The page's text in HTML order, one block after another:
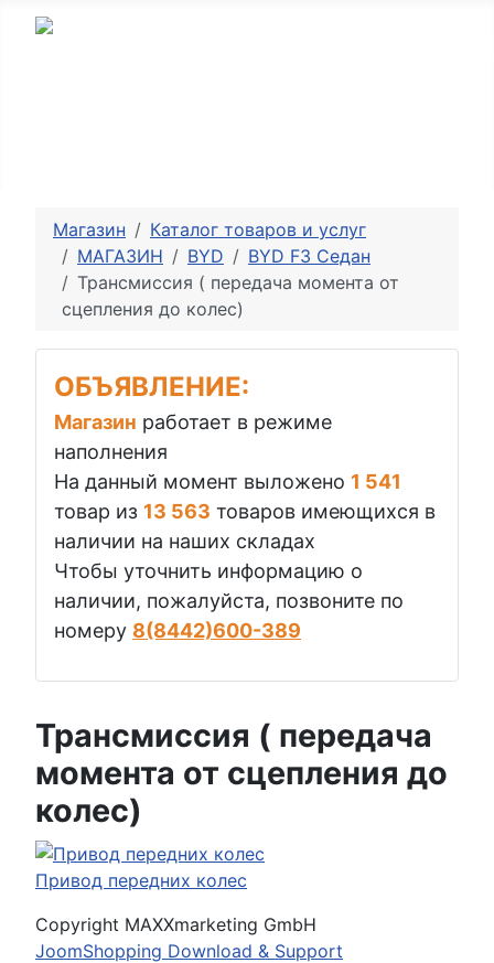
Магазин
Каталог товаров и услуг
МАГАЗИН
BYD
BYD F3 Седан
Трансмиссия ( передача момента от
сцепления до колес)
ОБЪЯВЛЕНИЕ:
Магазин работает в режиме
наполнения
На данный момент выложено 1 541
товар из 13 563 товаров имеющихся в
наличии на наших складах
Чтобы уточнить информацию о
наличии, пожалуйста, позвоните по
номеру 8(8442)600-389
Трансмиссия ( передача
момента от сцепления до
колес)
Привод передних колес
Copyright MAXXmarketing GmbH
JoomShopping Download & Support